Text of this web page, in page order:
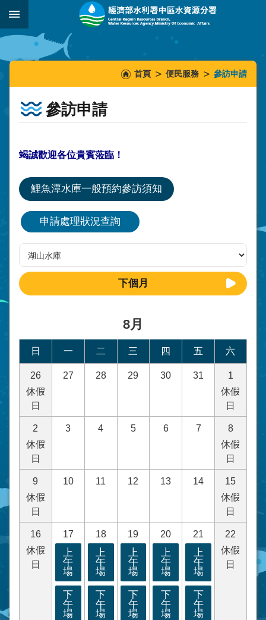
跳到主要內容區塊
:::
_
::::::
首頁 便民服務 參訪申請
參訪申請
竭誠歡迎各位貴賓蒞臨！
鯉魚潭水庫一般預約參訪須知
申請處理狀況查詢
下個月
8月
日 一 二 三 四 五 六
26
休假
日
27 28 29 30 31
1
休假
日
2
休假
日
3 4 5 6 7
8
休假
日
9
休假
日
10 11 12 13 14
15
休假
日
16
休假
日
17
上
午
場
下
午
場
18
上
午
場
下
午
場
19
上
午
場
下
午
場
20
上
午
場
下
午
場
21
上
午
場
下
午
場
22
休假
日